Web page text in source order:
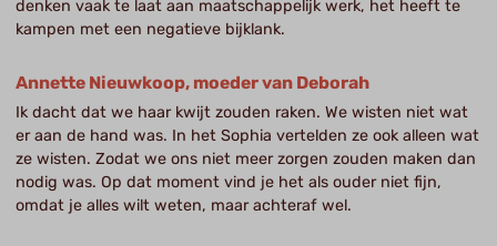
denken vaak te laat aan maatschappelijk werk, het heeft te
kampen met een negatieve bijklank.
Annette Nieuwkoop, moeder van Deborah
Ik dacht dat we haar kwijt zouden raken. We wisten niet wat
er aan de hand was. In het Sophia vertelden ze ook alleen wat
ze wisten. Zodat we ons niet meer zorgen zouden maken dan
nodig was. Op dat moment vind je het als ouder niet fijn,
omdat je alles wilt weten, maar achteraf wel.